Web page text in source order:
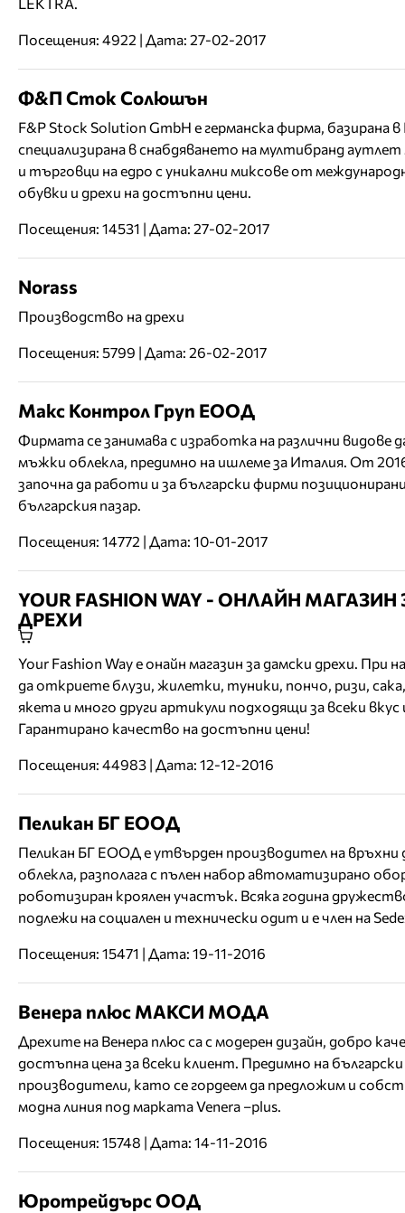
Посещения: 4922 | Дата: 27-02-2017
Ф&П Сток Солюшън
F&P Stock Solution GmbH e германска фирма, базирана в
специализирана в снабдяването на мултибранд аутлет
и търговци на едро с уникални миксове от
обувки и дрехи на достъпни цени.
Посещения: 14531 | Дата: 27-02-2017
Norass
Производство на дрехи
Посещения: 5799 | Дата: 26-02-2017
Макс Контрол Груп ЕООД
Фирмата се занимава с изработка на различни видове
мъжки облекла, предимно на ишлеме за Италия. От
започна да работи и за български фирми
българския пазар.
Посещения: 14772 | Дата: 10-01-2017
YOUR FASHION WAY - ОНЛАЙН МАГАЗИН
ДРЕХИ
Your Fashion Way е онайн магазин за дамски дрехи. При
да откриете блузи, жилетки, туники, пончо, ризи,
якета и много други артикули подходящи за всеки вкус
Гарантирано качество на достъпни цени!
Посещения: 44983 | Дата: 12-12-2016
Пеликан БГ ЕООД
Пеликан БГ ЕООД е утвърден производител на връхни
облекла, разполага с пълен набор автоматизирано
роботизиран кроялен участък. Всяка година
подлежи на социален и технически одит и е член на
Посещения: 15471 | Дата: 19-11-2016
Венера плюс МАКСИ МОДА
Дрехите на Венера плюс са с модерен дизайн, добро
достъпна цена за всеки клиент. Предимно на български
производители, като се гордеем да предложим и
модна линия под марката Venera –plus.
Посещения: 15748 | Дата: 14-11-2016
Юротрейдърс ООД